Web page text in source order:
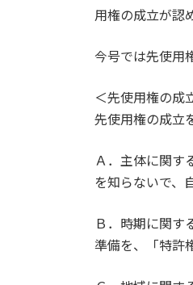
用権の成立が認
今号では先使用
＜先使用権の成
先使用権の成立
Ａ．主体に関す
を知らないで、
Ｂ．時期に関す
準備を、「特許